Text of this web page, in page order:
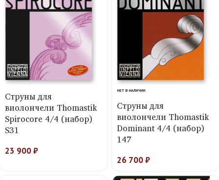
Струны для
виолончели Thomastik
Spirocore 4/4 (набор)
S31
23 900₽
НЕТ В НАЛИЧИИ
Струны для
виолончели Thomastik
Dominant 4/4 (набор)
147
26 700₽